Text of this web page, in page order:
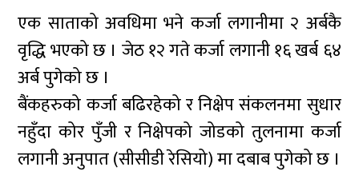
एक साताको अवधिमा भने कर्जा लगानीमा २ अर्बकै
वृद्धि भएको छ । जेठ १२ गते कर्जा लगानी १६ खर्ब ६४
अर्ब पुगेको छ ।
बैंकहरुको कर्जा बढिरहेको र निक्षेप संकलनमा सुधार
नहुँदा कोर पुँजी र निक्षेपको जोडको तुलनामा कर्जा
लगानी अनुपात (सीसीडी रेसियो) मा दबाब पुगेको छ ।